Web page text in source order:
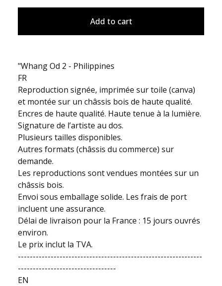
Add to cart
"Whang Od 2 - Philippines
FR
Reproduction signée, imprimée sur toile (canva)
et montée sur un châssis bois de haute qualité.
Encres de haute qualité. Haute tenue à la lumière.
Signature de l’artiste au dos.
Plusieurs tailles disponibles.
Autres formats (châssis du commerce) sur
demande.
Les reproductions sont vendues montées sur un
châssis bois.
Envoi sous emballage solide. Les frais de port
incluent une assurance.
Délai de livraison pour la France : 15 jours ouvrés
environ.
Le prix inclut la TVA.
--------------------------------------------------------------
---------------------------------
EN